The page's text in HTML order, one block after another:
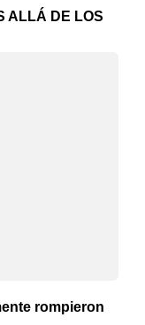
ALLÁ DE LOS
rompieron